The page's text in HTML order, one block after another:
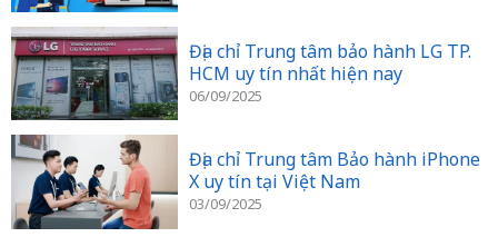
Địa chỉ Trung tâm bảo hành LG TP.
HCM uy tín nhất hiện nay
06/09/2025
Địa chỉ Trung tâm Bảo hành iPhone
X uy tín tại Việt Nam
03/09/2025